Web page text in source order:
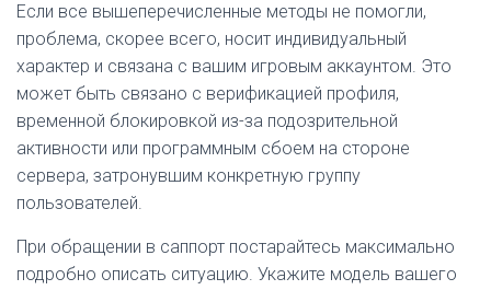
Если все вышеперечисленные методы не помогли,
проблема, скорее всего, носит индивидуальный
характер и связана с вашим игровым аккаунтом. Это
может быть связано с верификацией профиля,
временной блокировкой из-за подозрительной
активности или программным сбоем на стороне
сервера, затронувшим конкретную группу
пользователей.
При обращении в саппорт постарайтесь максимально
подробно описать ситуацию. Укажите модель вашего